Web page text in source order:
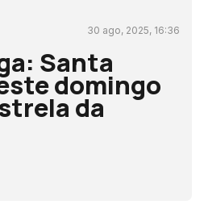
30 ago, 2025, 16:36
Santa
domingo
da